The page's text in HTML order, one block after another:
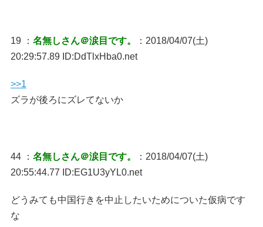
19 ： 名無しさん＠涙目です。
：2018/04/07(土)
20:29:57.89 ID:DdTlxHba0.net
>>1
ズラが後ろにズレてないか
44 ： 名無しさん＠涙目です。
：2018/04/07(土)
20:55:44.77 ID:EG1U3yYL0.net
どうみても中国行きを中止したいためについた仮病です
な